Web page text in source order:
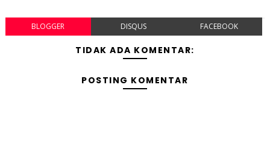
BLOGGER DISQUS FACEBOOK
TIDAK ADA KOMENTAR:
POSTING KOMENTAR